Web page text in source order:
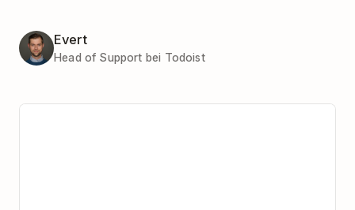
Evert
Head of Support bei Todoist